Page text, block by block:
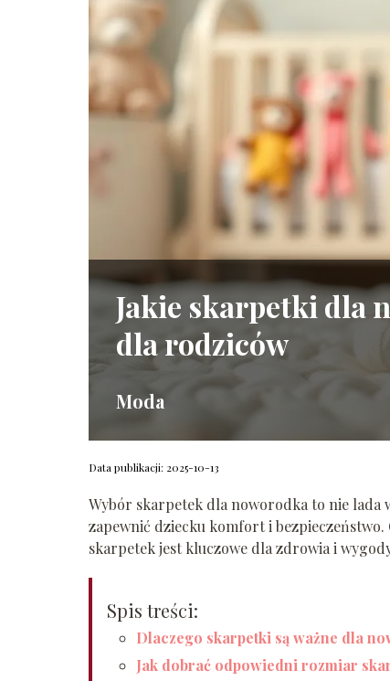
Jakie skarpetki dla
dla rodziców
Moda
Data publikacji: 2025-10-13
Wybór skarpetek dla noworodka to nie lada
zapewnić dziecku komfort i
skarpetek jest kluczowe dla zdrowia i
Spis treści:
Dlaczego skarpetki są ważne dla
Jak dobrać odpowiedni rozmiar